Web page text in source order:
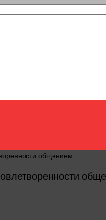
общением